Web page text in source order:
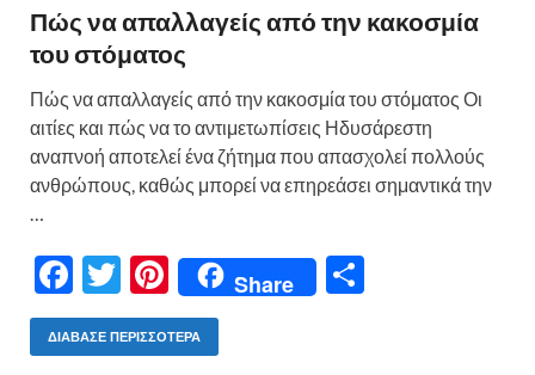
Πώς να απαλλαγείς από την κακοσμία
του στόματος
Πώς να απαλλαγείς από την κακοσμία του στόματος Οι
αιτίες και πώς να το αντιμετωπίσεις Ηδυσάρεστη
αναπνοή αποτελεί ένα ζήτημα που απασχολεί πολλούς
ανθρώπους, καθώς μπορεί να επηρεάσει σημαντικά την
…
F
ac
e
T
w
itt
Pi
nt
er
Share
ΔΙΆΒΑΣΕ ΠΕΡΙΣΣΌΤΕΡΑ